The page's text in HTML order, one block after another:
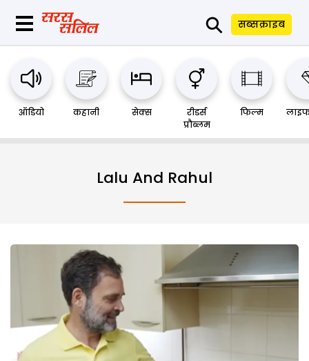
⚲ सब्सक्राइब
ऑडियो कहानी सेक्स
रीडर्स
प्रौब्लम
फिल्म
Lalu And Rahul